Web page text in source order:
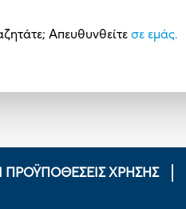
Απευθυνθείτεσε εμάς.
ΠΡΟΫΠΟΘΕΣΕΙΣ ΧΡΗΣΗΣ